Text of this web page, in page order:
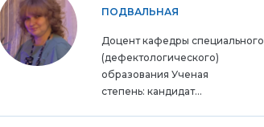
ПОДВАЛЬНАЯ
Доцент кафедры специального
(дефектологического)
образования Ученая
степень: кандидат...